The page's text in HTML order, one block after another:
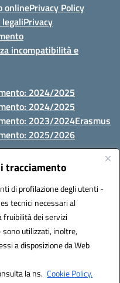
tracciamento
di profilazione degli utenti -
tecnici necessari al
dei servizi
utilizzati, inoltre,
a disposizione da Web
la ns. Cookie Policy.
onlinePrivacy Policy
Privacy
incompatibilità e
2024/2025
2024/2025
2023/2024Erasmus
2025/2026
le palestre
079293287 - Fax 0793764116
ssvc010009@pec.istruzione.it
Scuole 92073300904
Solution S.r.l.